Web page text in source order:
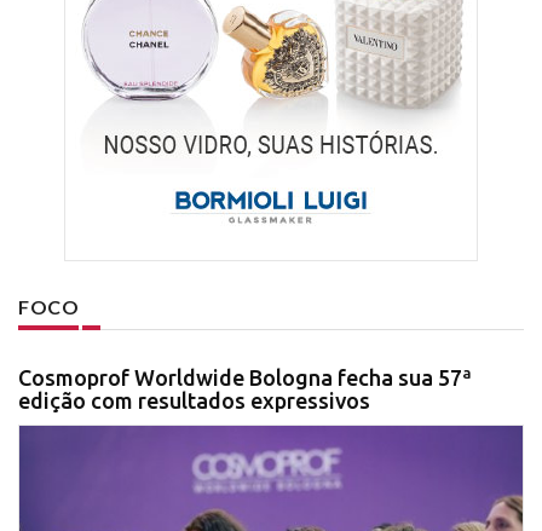
FOCO
Cosmoprof Worldwide Bologna fecha sua 57ª
edição com resultados expressivos